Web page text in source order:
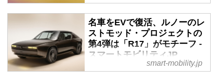
去る2月26日（現地時間）、つい
にルノーの次世代コンパクト
EV「Renault 5 E-Tech
electric（以下、サンク）」が正式
発表された。V2G対応を始め最新
のテクノロジーをふんだんに投入
名車をEVで復活、ルノーのレ
ストモッド・プロジェクトの
第4弾は「R17」がモチーフ -
スマートモビリティJP
2024年9月5日（現地時間）、仏
smart-mobility.jp